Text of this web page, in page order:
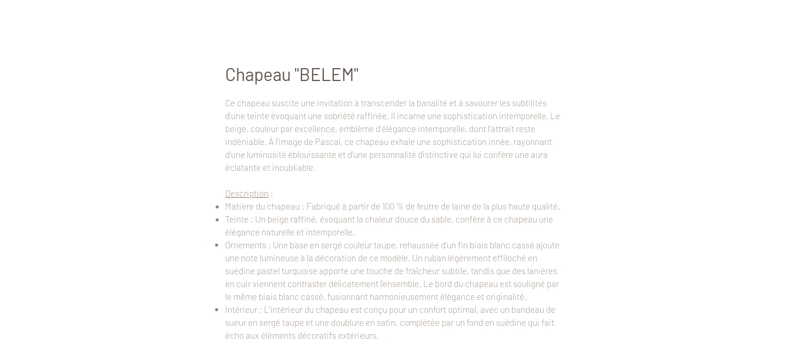
Chapeau "BELEM"
Ce chapeau suscite une invitation à transcender la banalité et à savourer les subtilités
d'une teinte évoquant une sobriété raffinée. Il incarne une sophistication intemporelle. Le
beige, couleur par excellence, emblème d'élégance intemporelle, dont l'attrait reste
indéniable. À l'image de Pascal, ce chapeau exhale une sophistication innée, rayonnant
d'une luminosité éblouissante et d'une personnalité distinctive qui lui confère une aura
éclatante et inoubliable.
Description :
Matière du chapeau : Fabriqué à partir de 100 % de feutre de laine de la plus haute qualité.
Teinte : Un beige raffiné, évoquant la chaleur douce du sable, confère à ce chapeau une
élégance naturelle et intemporelle.
Ornements : Une base en sergé couleur taupe, rehaussée d’un fin biais blanc cassé ajoute
une note lumineuse à la décoration de ce modèle. Un ruban légèrement effiloché en
suédine pastel turquoise apporte une touche de fraîcheur subtile, tandis que des lanières
en cuir viennent contraster délicatement l'ensemble. Le bord du chapeau est souligné par
le même biais blanc cassé, fusionnant harmonieusement élégance et originalité.
Intérieur : L'intérieur du chapeau est conçu pour un confort optimal, avec un bandeau de
sueur en sergé taupe et une doublure en satin, complétée par un fond en suédine qui fait
écho aux éléments décoratifs extérieurs.